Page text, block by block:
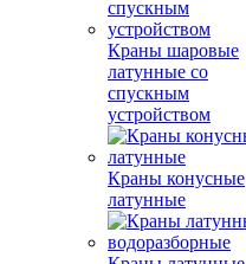
Краны шаровые
латунные со
спускным
устройством
Краны конусные
латунные